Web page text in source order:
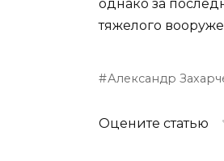
однако за
тяжелого
Александр
Оцените статью